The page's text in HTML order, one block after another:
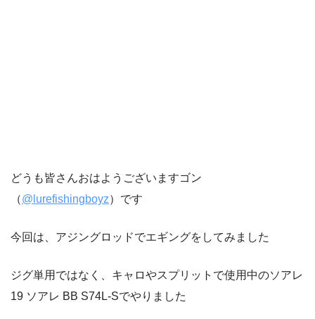
どうも皆さんおはようございますゴン
（@lurefishingboyz）です
今回は、アジングロッドでエギングをしてみました
ジグ単用ではなく、キャロやスプリットで使用中のソアレ
19 ソアレ BB S74L-Sでやりました